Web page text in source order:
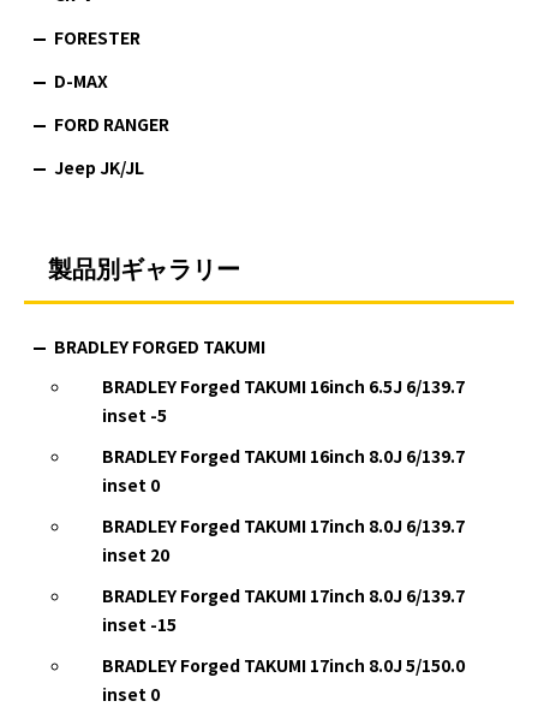
FORESTER
D-MAX
FORD RANGER
Jeep JK/JL
製品別ギャラリー
BRADLEY FORGED TAKUMI
BRADLEY Forged TAKUMI 16inch 6.5J 6/139.7
inset -5
BRADLEY Forged TAKUMI 16inch 8.0J 6/139.7
inset 0
BRADLEY Forged TAKUMI 17inch 8.0J 6/139.7
inset 20
BRADLEY Forged TAKUMI 17inch 8.0J 6/139.7
inset -15
BRADLEY Forged TAKUMI 17inch 8.0J 5/150.0
inset 0